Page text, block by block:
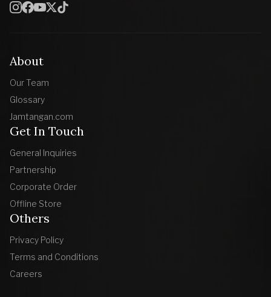
About
Our Team
Glossary
Jamtangan.com
Get In Touch
General Inquiries
Partnership
Corporate Order
Offline Store
Others
Privacy Policy
Terms and Conditions
Careers